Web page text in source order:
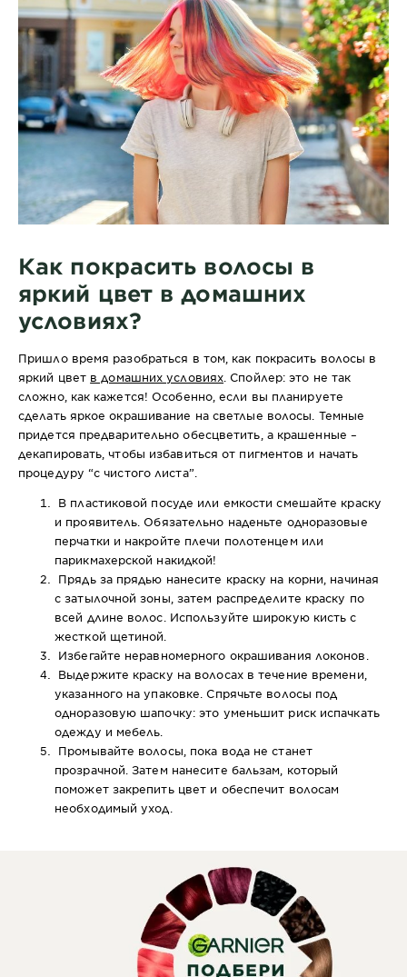
Как покрасить волосы в
яркий цвет в домашних
условиях?
Пришло время разобраться в том, как покрасить волосы в
яркий цвет в домашних условиях . Спойлер: это не так
сложно, как кажется! Особенно, если вы планируете
сделать яркое окрашивание на светлые волосы. Темные
придется предварительно обесцветить, а крашенные –
декапировать, чтобы избавиться от пигментов и начать
процедуру “с чистого листа”.
В пластиковой посуде или емкости смешайте краску
и проявитель. Обязательно наденьте одноразовые
перчатки и накройте плечи полотенцем или
парикмахерской накидкой!
Прядь за прядью нанесите краску на корни, начиная
с затылочной зоны, затем распределите краску по
всей длине волос. Используйте широкую кисть с
жесткой щетиной.
Избегайте неравномерного окрашивания локонов.
Выдержите краску на волосах в течение времени,
указанного на упаковке. Спрячьте волосы под
одноразовую шапочку: это уменьшит риск испачкать
одежду и мебель.
Промывайте волосы, пока вода не станет
прозрачной. Затем нанесите бальзам, который
поможет закрепить цвет и обеспечит волосам
необходимый уход.